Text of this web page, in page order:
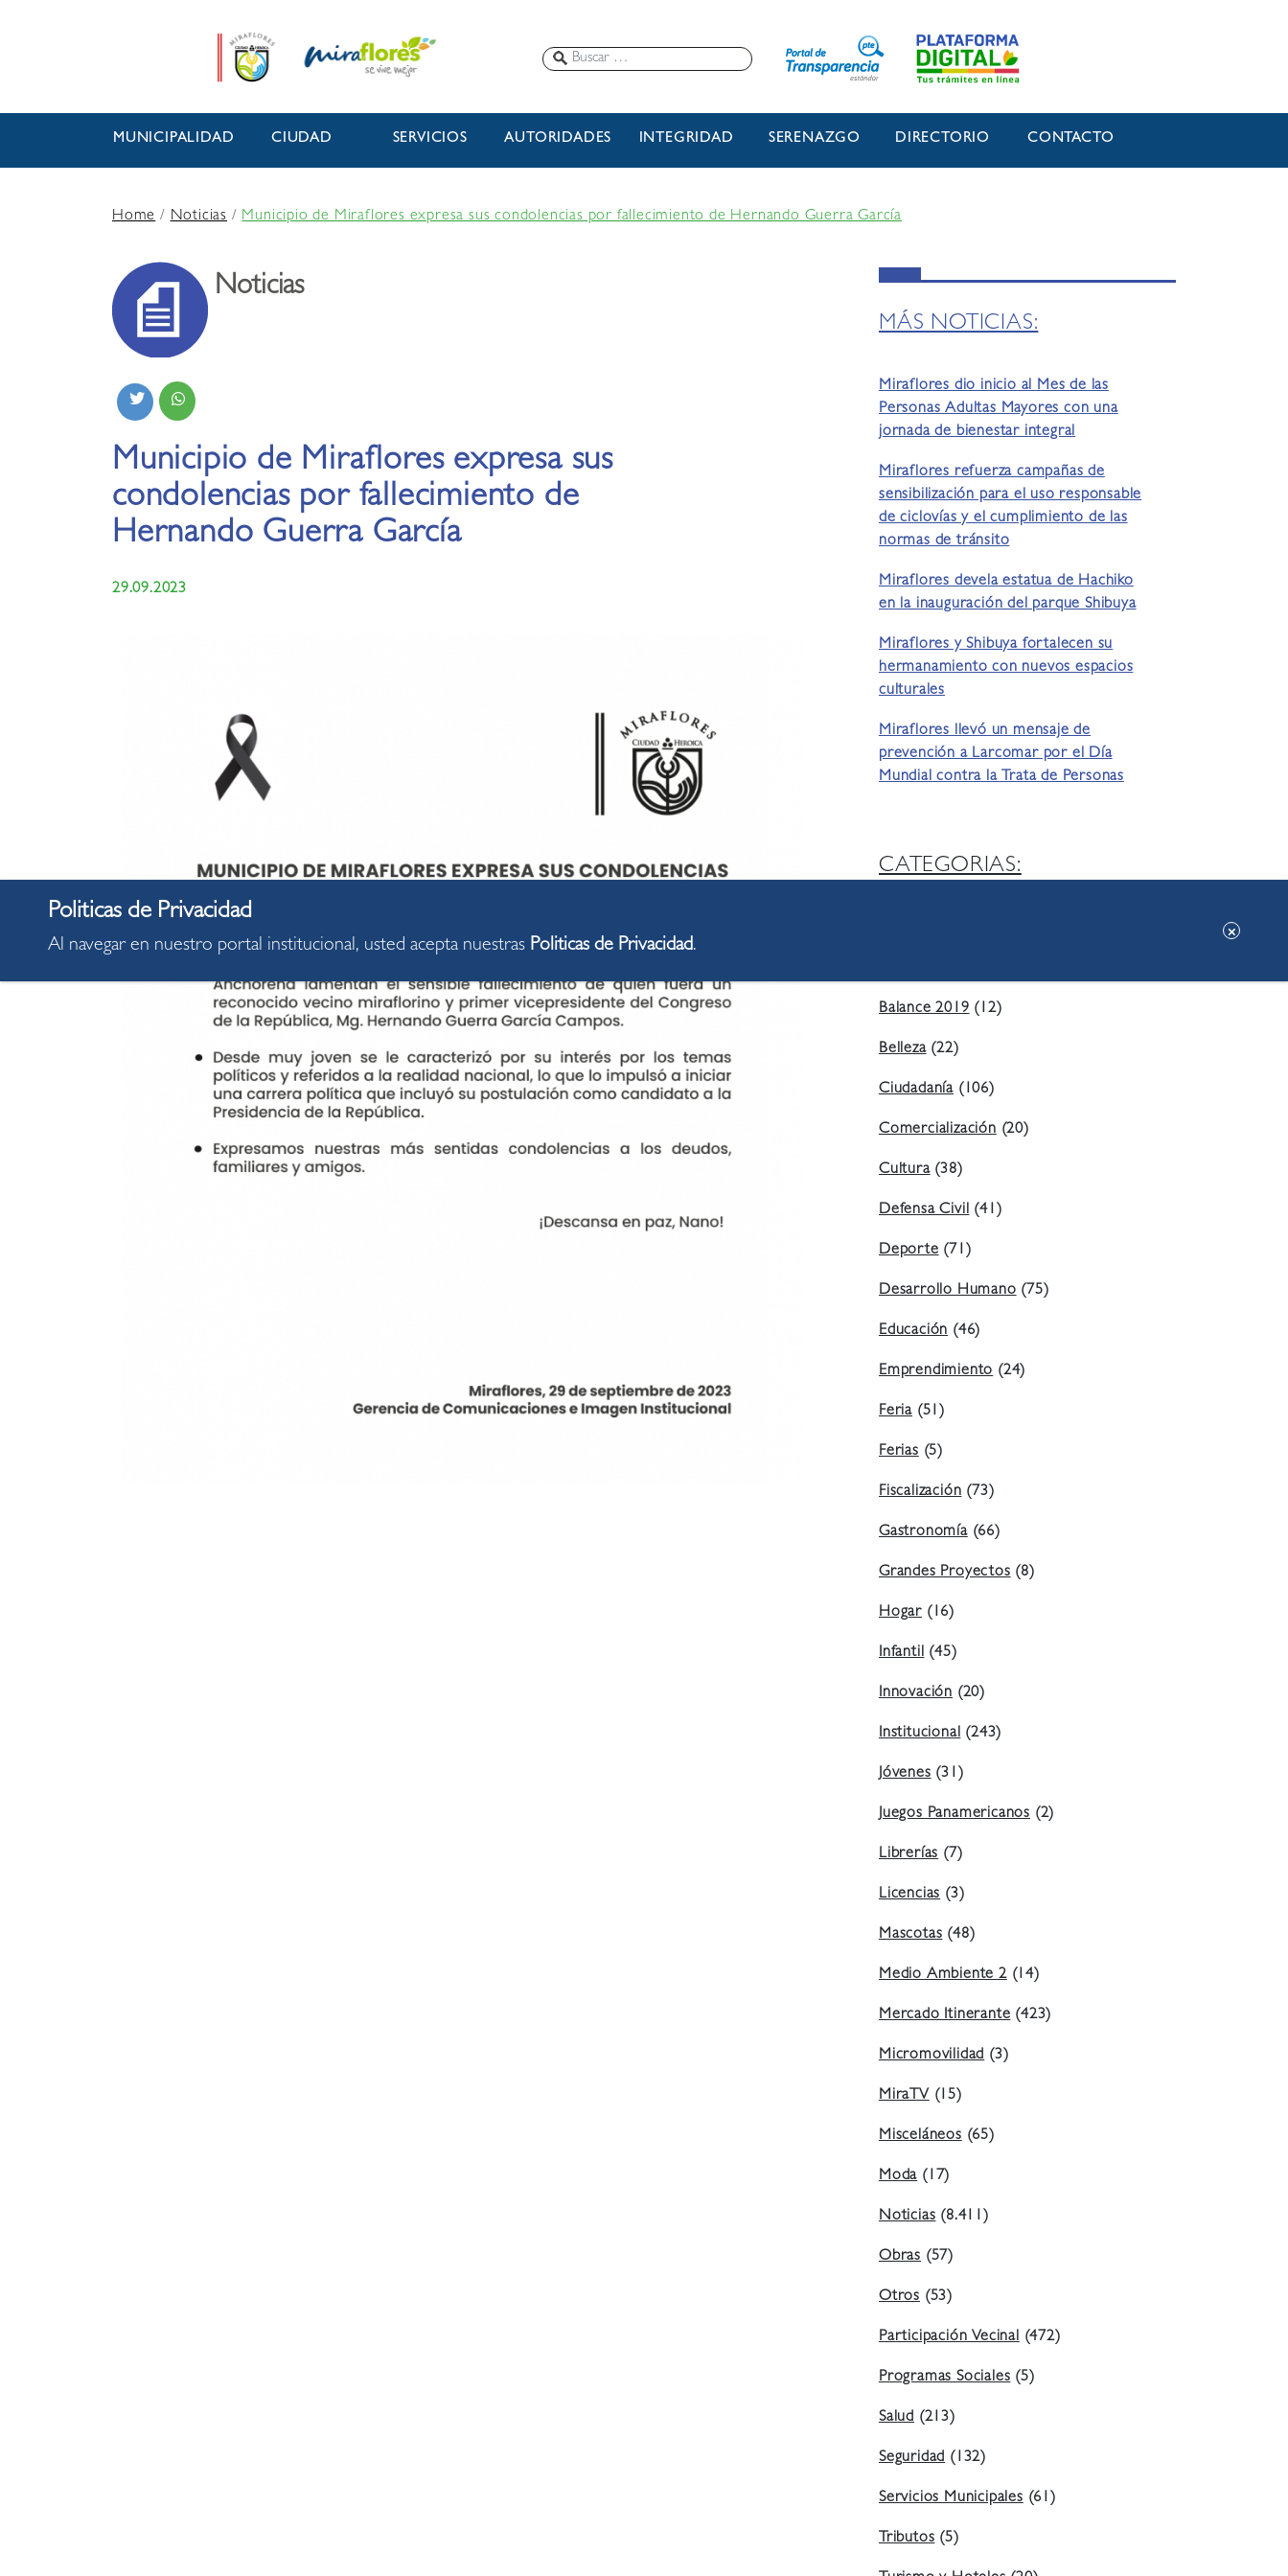
MUNICIPALIDAD CIUDAD SERVICIOS AUTORIDADES INTEGRIDAD SERENAZGO DIRECTORIO CONTACTO
Home/Noticias /Municipio de Miraflores expresa sus condolencias por fallecimiento de Hernando Guerra García
Noticias
Municipio de Miraflores expresa sus
condolencias por fallecimiento de
Hernando Guerra García
29.09.2023
MÁS NOTICIAS:
Miraflores dio inicio al Mes de las
Personas Adultas Mayores con una
jornada de bienestar integral
Miraflores refuerza campañas de
sensibilización para el uso responsable
de ciclovías y el cumplimiento de las
normas de tránsito
Miraflores devela estatua de Hachiko
en la inauguración del parque Shibuya
Miraflores y Shibuya fortalecen su
hermanamiento con nuevos espacios
culturales
Miraflores llevó un mensaje de
prevención a Larcomar por el Día
Mundial contra la Trata de Personas
CATEGORIAS:
Balance 2019(12)
Belleza(22)
Ciudadanía (106)
Comercialización(20)
Cultura(38)
Defensa Civil(41)
Deporte(71)
Desarrollo Humano(75)
Educación(46)
Emprendimiento(24)
Feria (51)
Ferias(5)
Fiscalización(73)
Gastronomía(66)
Grandes Proyectos(8)
Hogar (16)
Infantil(45)
Innovación (20)
Institucional(243)
Jóvenes(31)
Juegos Panamericanos (2)
Librerías(7)
Licencias(3)
Mascotas(48)
Medio Ambiente 2(14)
Mercado Itinerante(423)
Micromovilidad(3)
MiraTV(15)
Misceláneos(65)
Moda(17)
Noticias(8.411)
Obras (57)
Otros (53)
Participación Vecinal(472)
Programas Sociales(5)
Salud (213)
Seguridad(132)
Servicios Municipales(61)
Tributos(5)
Al navegar en nuestro portal institucional, usted acepta nuestras Politicas de Privacidad.